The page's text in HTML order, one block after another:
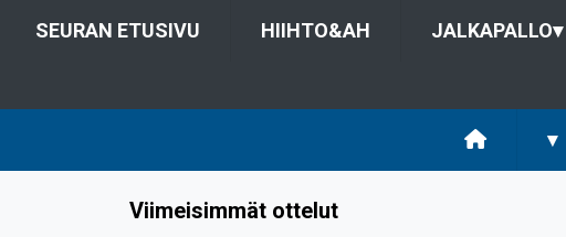
SEURAN ETUSIVU HIIHTO&AH JALKAPALLO▾
▾
Viimeisimmät ottelut